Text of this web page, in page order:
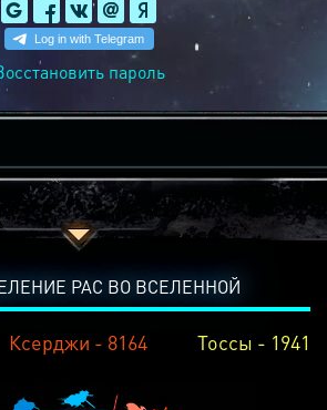
пароль
РАС ВО ВСЕЛЕННОЙ
Ксерджи - 8164 Тоссы - 1941